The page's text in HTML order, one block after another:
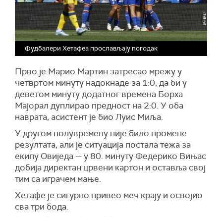
Фудбалери Хетафеа прослављају погодак
Прво је Марио Мартин затресао мрежу у
четвртом минуту надокнаде за 1:0, да би у
деветом минуту додатног времена Борха
Мајорал дуплирао предност на 2:0. У оба
наврата, асистент је био Луис Миља.
У другом полувремену није било промене
резултата, али је ситуација постала тежа за
екипу Овиједа — у 80. минуту Федерико Вињас
добија директан црвени картон и оставља свој
тим са играчем мање.
Хетафе је сигурно привео меч крају и освојио
сва три бода.